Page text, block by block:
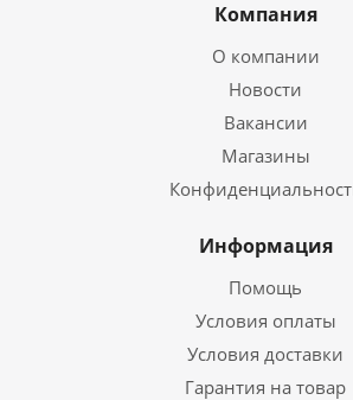
Компания
О компании
Новости
Вакансии
Магазины
Информация
Помощь
Условия оплаты
Условия доставки
Гарантия на товар